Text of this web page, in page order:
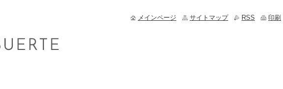
メインページ サイトマップ RSS 印刷